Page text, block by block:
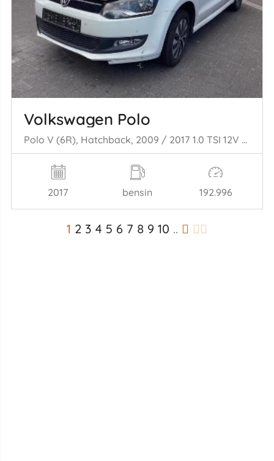
Volkswagen Polo
Polo V (6R), Hatchback, 2009 / 2017 1.0 TSI 12V BlueMotion
2017 bensin 192.996
1 2 3 4 5 6 7 8 9 10 ..